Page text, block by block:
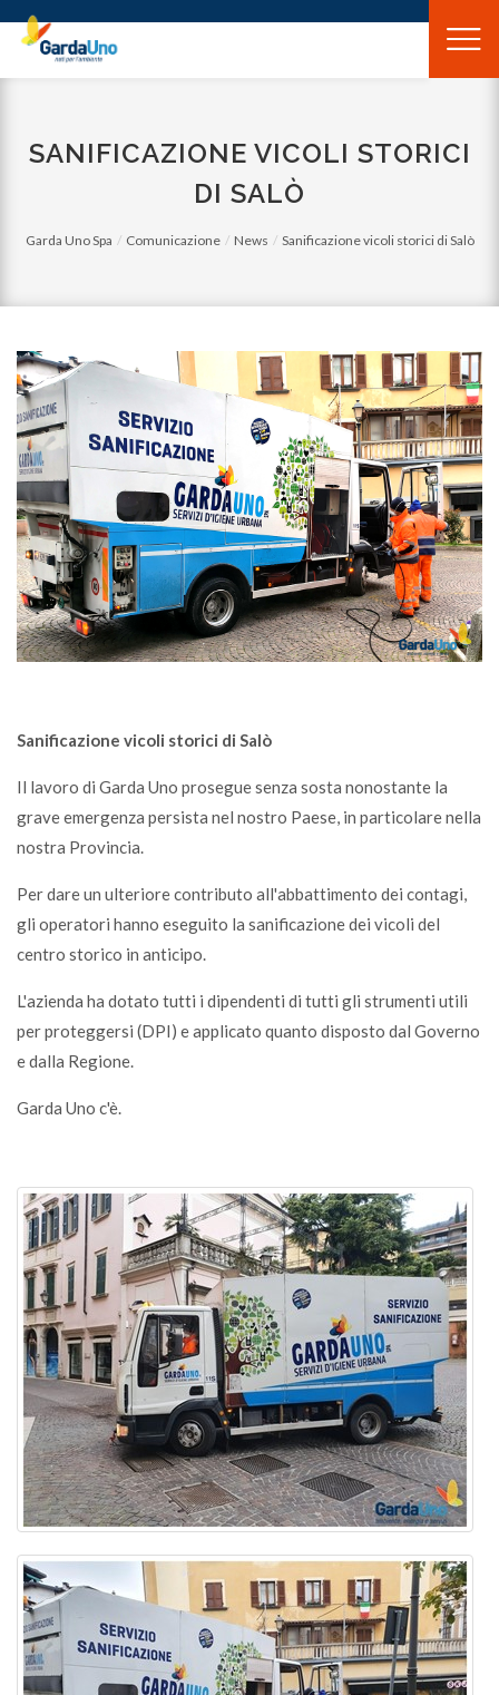
Gardauno
Spa
SANIFICAZIONE VICOLI STORICI
DI SALÒ
Garda Uno Spa Comunicazione News Sanificazione vicoli storici di Salò
Sanificazione vicoli storici di Salò
Il lavoro di Garda Uno prosegue senza sosta nonostante la
grave emergenza persista nel nostro Paese, in particolare nella
nostra Provincia.
Per dare un ulteriore contributo all'abbattimento dei contagi,
gli operatori hanno eseguito la sanificazione dei vicoli del
centro storico in anticipo.
L'azienda ha dotato tutti i dipendenti di tutti gli strumenti utili
per proteggersi (DPI) e applicato quanto disposto dal Governo
e dalla Regione.
Garda Uno c'è.